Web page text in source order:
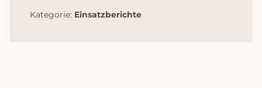
Kategorie: Einsatzberichte